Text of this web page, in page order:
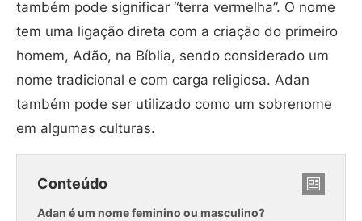
também pode significar “terra vermelha”. O nome
tem uma ligação direta com a criação do primeiro
homem, Adão, na Bíblia, sendo considerado um
nome tradicional e com carga religiosa. Adan
também pode ser utilizado como um sobrenome
em algumas culturas.
Conteúdo
Adan é um nome feminino ou masculino?